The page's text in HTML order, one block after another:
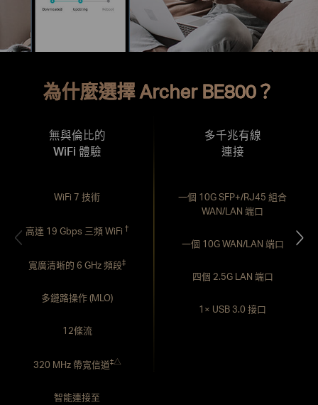
為什麼選擇 Archer BE800？
無與倫比的
WiFi 體驗
WiFi 7 技術
高達 19 Gbps 三頻 WiFi†
寬廣清晰的 6 GHz 頻段‡
多鏈路操作 (MLO)
12條流
320 MHz 帶寬信道‡△
智能連接至
多千兆有線
連接
一個 10G SFP+/RJ45 組合
WAN/LAN 端口
一個 10G WAN/LAN 端口
四個 2.5G LAN 端口
1× USB 3.0 接口